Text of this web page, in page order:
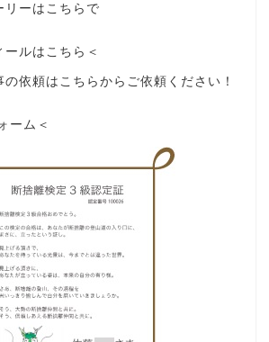
リーはこちらで
ールはこちら＜
依頼はこちらからご依頼ください！
ーム＜